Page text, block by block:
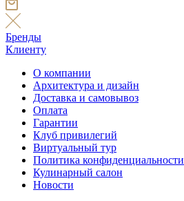
Бренды
Клиенту
О компании
Архитектура и дизайн
Доставка и самовывоз
Оплата
Гарантии
Клуб привилегий
Виртуальный тур
Политика конфиденциальности
Кулинарный салон
Новости